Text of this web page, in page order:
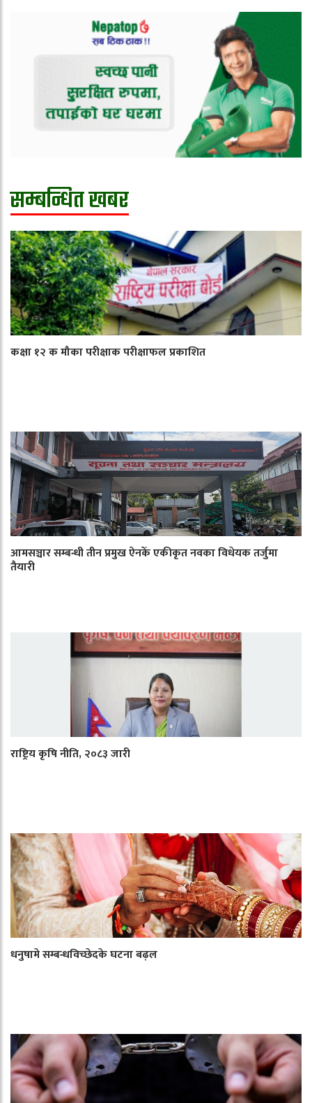
सम्बन्धित खबर
कक्षा १२ क मौका परीक्षाक परीक्षाफल प्रकाशित
आमसञ्चार सम्बन्धी तीन प्रमुख ऐनकेँ एकीकृत नवका विधेयक तर्जुमा
तैयारी
राष्ट्रिय कृषि नीति, २०८३ जारी
धनुषामे सम्बन्धविच्छेदके घटना बढ़ल